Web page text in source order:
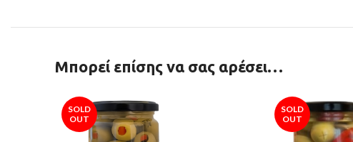
Μπορεί επίσης να σας αρέσει…
SOLD
OUT
SOLD
OUT